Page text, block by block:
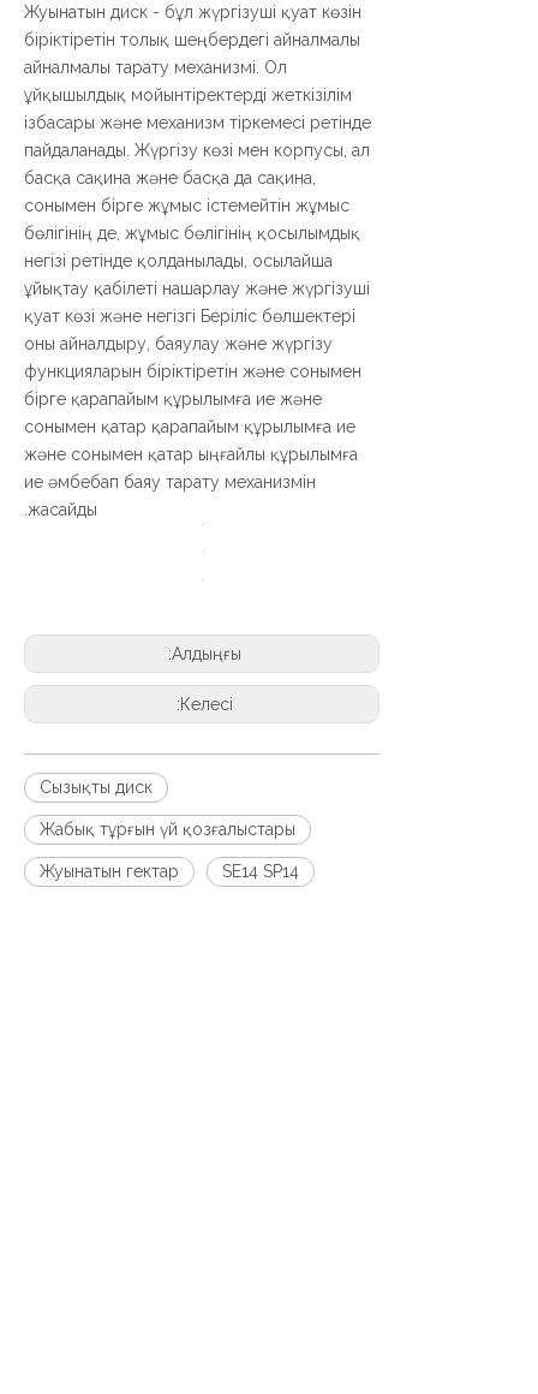
Жуынатын диск - бұл жүргізуші қуат көзін
біріктіретін толық шеңбердегі айналмалы
айналмалы тарату механизмі. Ол
ұйқышылдық мойынтіректерді жеткізілім
ізбасары және механизм тіркемесі ретінде
пайдаланады. Жүргізу көзі мен корпусы, ал
басқа сақина және басқа да сақина,
сонымен бірге жұмыс істемейтін жұмыс
бөлігінің де, жұмыс бөлігінің қосылымдық
негізі ретінде қолданылады, осылайша
ұйықтау қабілеті нашарлау және жүргізуші
қуат көзі және негізгі Беріліс бөлшектері
оны айналдыру, баяулау және жүргізу
функцияларын біріктіретін және сонымен
бірге қарапайым құрылымға ие және
сонымен қатар қарапайым құрылымға ие
және сонымен қатар ыңғайлы құрылымға
ие әмбебап баяу тарату механизмін
жасайды.
Алдыңғы:
Келесі:
Сызықты диск
Жабық тұрғын үй қозғалыстары
Жуынатын гектар SE14 SP14